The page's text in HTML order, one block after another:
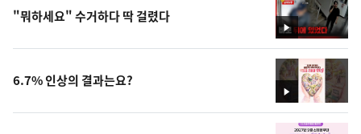
영
상
"뭐하세요" 수거하다 딱 걸렸다
영
상
6.7% 인상의 결과는요?